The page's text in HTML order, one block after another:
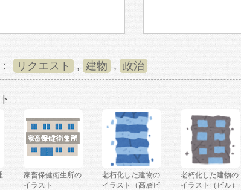
リクエスト , 建物 , 政治
家畜保健衛生所の
イラスト
老朽化した建物の
イラスト（高層ビ
老朽化した建物の
イラスト（ビル）